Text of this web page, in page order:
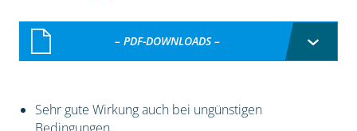
– PDF-DOWNLOADS –
Sehr gute Wirkung auch bei ungünstigen